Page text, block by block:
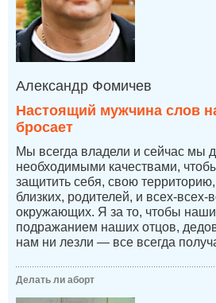
Александр Фомичев
Настоящий мужчина слов
бросает
Мы всегда владели и сейчас мы
необходимыми качествами,
защитить себя, свою
близких, родителей, и всех-всех-
окружающих. Я за то, чтобы
подражанием наших отцов,
нам ни лезли — все всегда
Делать ли аборт